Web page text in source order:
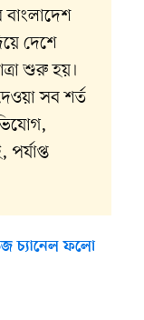
বাংলাদেশ
দেশে
শুরু হয়।
সব শর্ত
চ্যানেল ফলো